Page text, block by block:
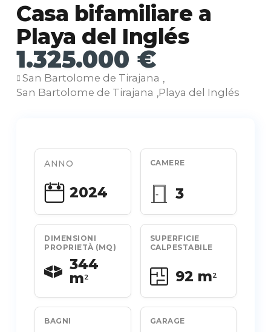
Casa bifamiliare a
Playa del Inglés
1.325.000 €
San Bartolome de Tirajana ,
San Bartolome de Tirajana ,Playa del Inglés
ANNO
2024
CAMERE
3
DIMENSIONI
PROPRIETÀ (MQ)
344
m2
SUPERFICIE
CALPESTABILE
92 m2
BAGNI GARAGE